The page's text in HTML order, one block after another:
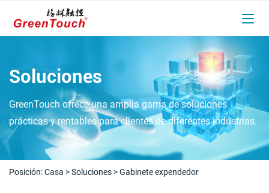
Soluciones
GreenTouch ofrece una amplia gama de soluciones
prácticas y rentables para clientes de diferentes industrias.
Posición:Casa >Soluciones >Gabinete expendedor